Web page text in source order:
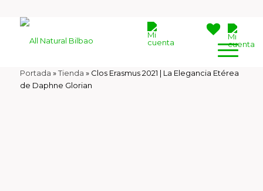
Portada »Tienda » Clos Erasmus 2021 | La Elegancia Etérea
de Daphne Glorian